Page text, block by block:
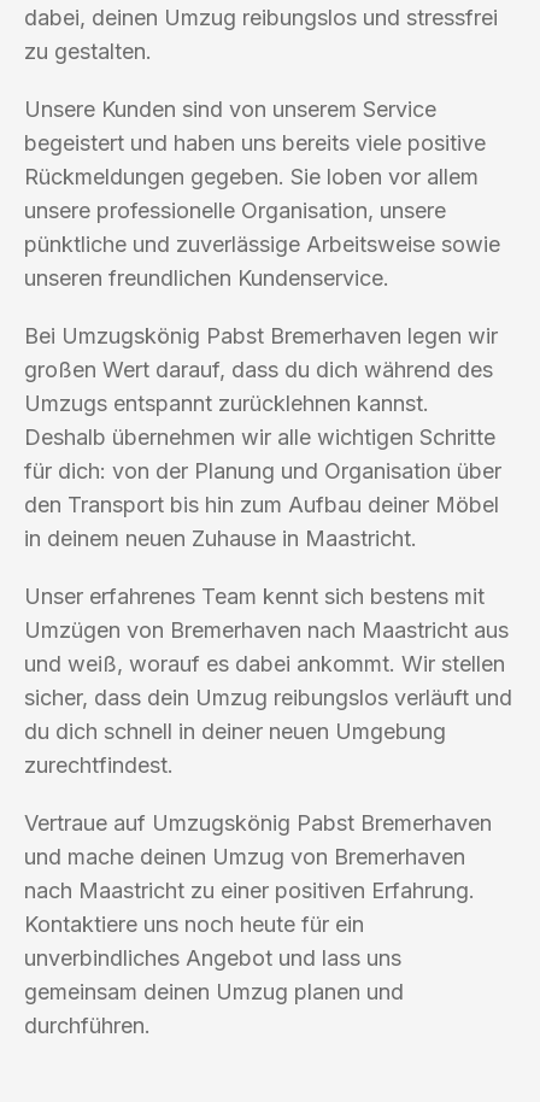
dabei, deinen Umzug reibungslos und stressfrei
zu gestalten.
Unsere Kunden sind von unserem Service
begeistert und haben uns bereits viele positive
Rückmeldungen gegeben. Sie loben vor allem
unsere professionelle Organisation, unsere
pünktliche und zuverlässige Arbeitsweise sowie
unseren freundlichen Kundenservice.
Bei Umzugskönig Pabst Bremerhaven legen wir
großen Wert darauf, dass du dich während des
Umzugs entspannt zurücklehnen kannst.
Deshalb übernehmen wir alle wichtigen Schritte
für dich: von der Planung und Organisation über
den Transport bis hin zum Aufbau deiner Möbel
in deinem neuen Zuhause in Maastricht.
Unser erfahrenes Team kennt sich bestens mit
Umzügen von Bremerhaven nach Maastricht aus
und weiß, worauf es dabei ankommt. Wir stellen
sicher, dass dein Umzug reibungslos verläuft und
du dich schnell in deiner neuen Umgebung
zurechtfindest.
Vertraue auf Umzugskönig Pabst Bremerhaven
und mache deinen Umzug von Bremerhaven
nach Maastricht zu einer positiven Erfahrung.
Kontaktiere uns noch heute für ein
unverbindliches Angebot und lass uns
gemeinsam deinen Umzug planen und
durchführen.